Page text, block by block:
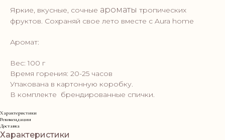
Яркие, вкусные, сочные ароматы тропических
фруктов. Сохраняй свое лето вместе с Aura home
Аромат:
Вес: 100 г
Время горения: 20-25 часов
Упакована в картонную коробку.
В комплекте брендированные спички.
Характеристики
Рекомендации
Доставка
Характеристики